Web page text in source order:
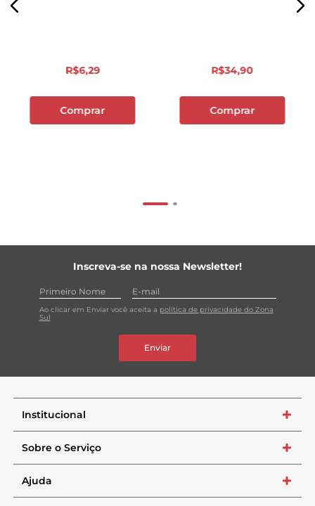
R$6,29
Comprar
R$34,90
Comprar
Inscreva-se na nossa Newsletter!
Ao clicar em Enviar você aceita a política de privacidade do Zona
Sul
Enviar
Institucional +
Sobre o Serviço +
Ajuda +